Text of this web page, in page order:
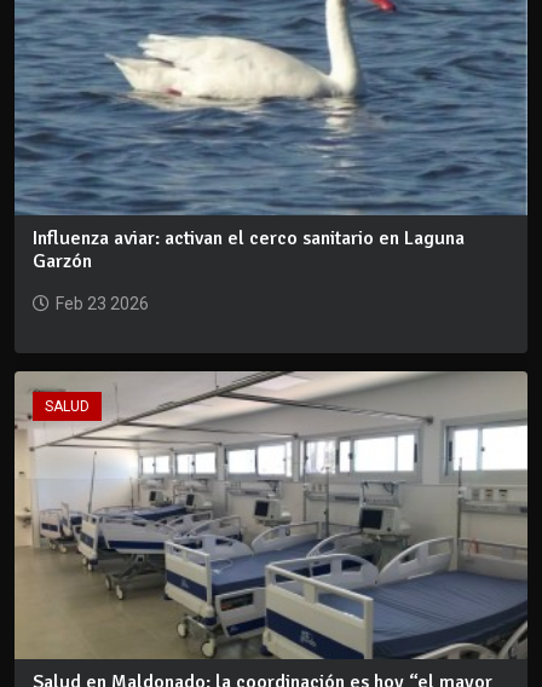
Influenza aviar: activan el cerco sanitario en Laguna
Garzón
Feb 23 2026
SALUD